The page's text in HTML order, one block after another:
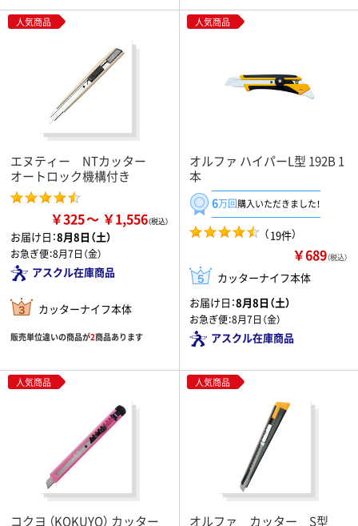
人気商品
エヌティー NTカッター
オートロック機構付き
￥325 ￥1,556
お届け日：8月8日（土）
お急ぎ便：8月7日（金）
アスクル在庫商品
カッターナイフ本体
販売単位違いの商品が2商品あります
人気商品
オルファ ハイパーL型 192B 1
本
6万回購入いただきました！
（19件）
￥689（税込）
カッターナイフ本体
お届け日：8月8日（土）
お急ぎ便：8月7日（金）
アスクル在庫商品
人気商品
コクヨ （KOKUYO） カッター
人気商品
オルファ カッター S型